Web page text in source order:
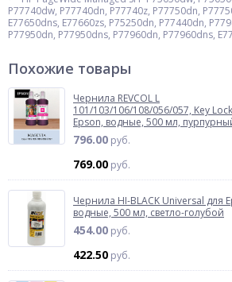
P77740dw, P77740dn, P77740z, P77750dn,
E77650dns, E77660zs, P75250dn, P77440dn,
P77950dn, P77950dns, P77960dn, P77960dns,
Похожие товары
Чернила REVCOL L
101/103/106/108/056/057, Key
Epson, водные, 500 мл,
796.00 руб.
769.00 руб.
Чернила HI-BLACK Universal для
водные, 500 мл, светло-голубой
454.00 руб.
422.50 руб.